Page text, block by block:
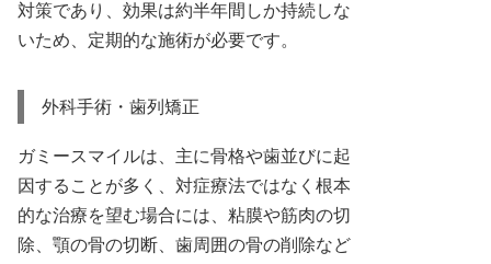
対策であり、効果は約半年間しか持続しな
いため、定期的な施術が必要です。
外科手術・歯列矯正
ガミースマイルは、主に骨格や歯並びに起
因することが多く、対症療法ではなく根本
的な治療を望む場合には、粘膜や筋肉の切
除、顎の骨の切断、歯周囲の骨の削除など